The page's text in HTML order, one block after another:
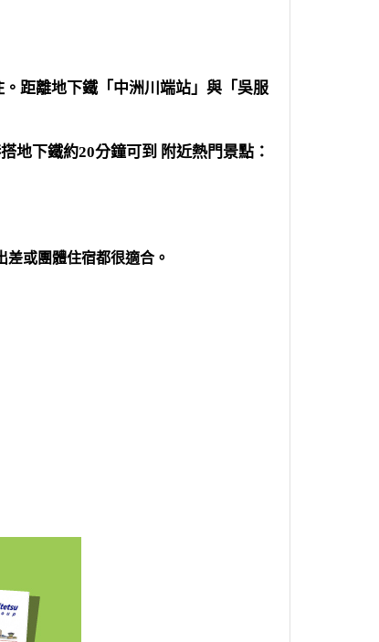
距離地下鐵「中洲川端站」與「吳服
地下鐵約20分鐘可到 附近熱門景點：
或團體住宿都很適合。